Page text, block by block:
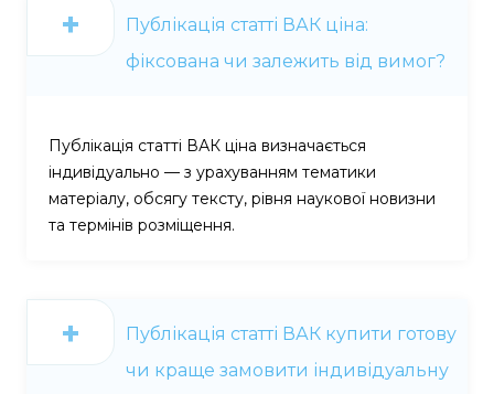
Публікація статті ВАК ціна:
фіксована чи залежить від вимог?
Публікація статті ВАК ціна визначається
індивідуально — з урахуванням тематики
матеріалу, обсягу тексту, рівня наукової новизни
та термінів розміщення.
Публікація статті ВАК купити готову
чи краще замовити індивідуальну